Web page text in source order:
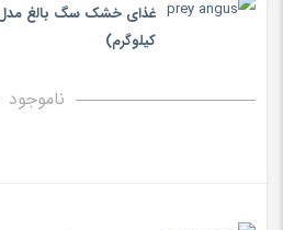
کیلوگرم)
ناموجود